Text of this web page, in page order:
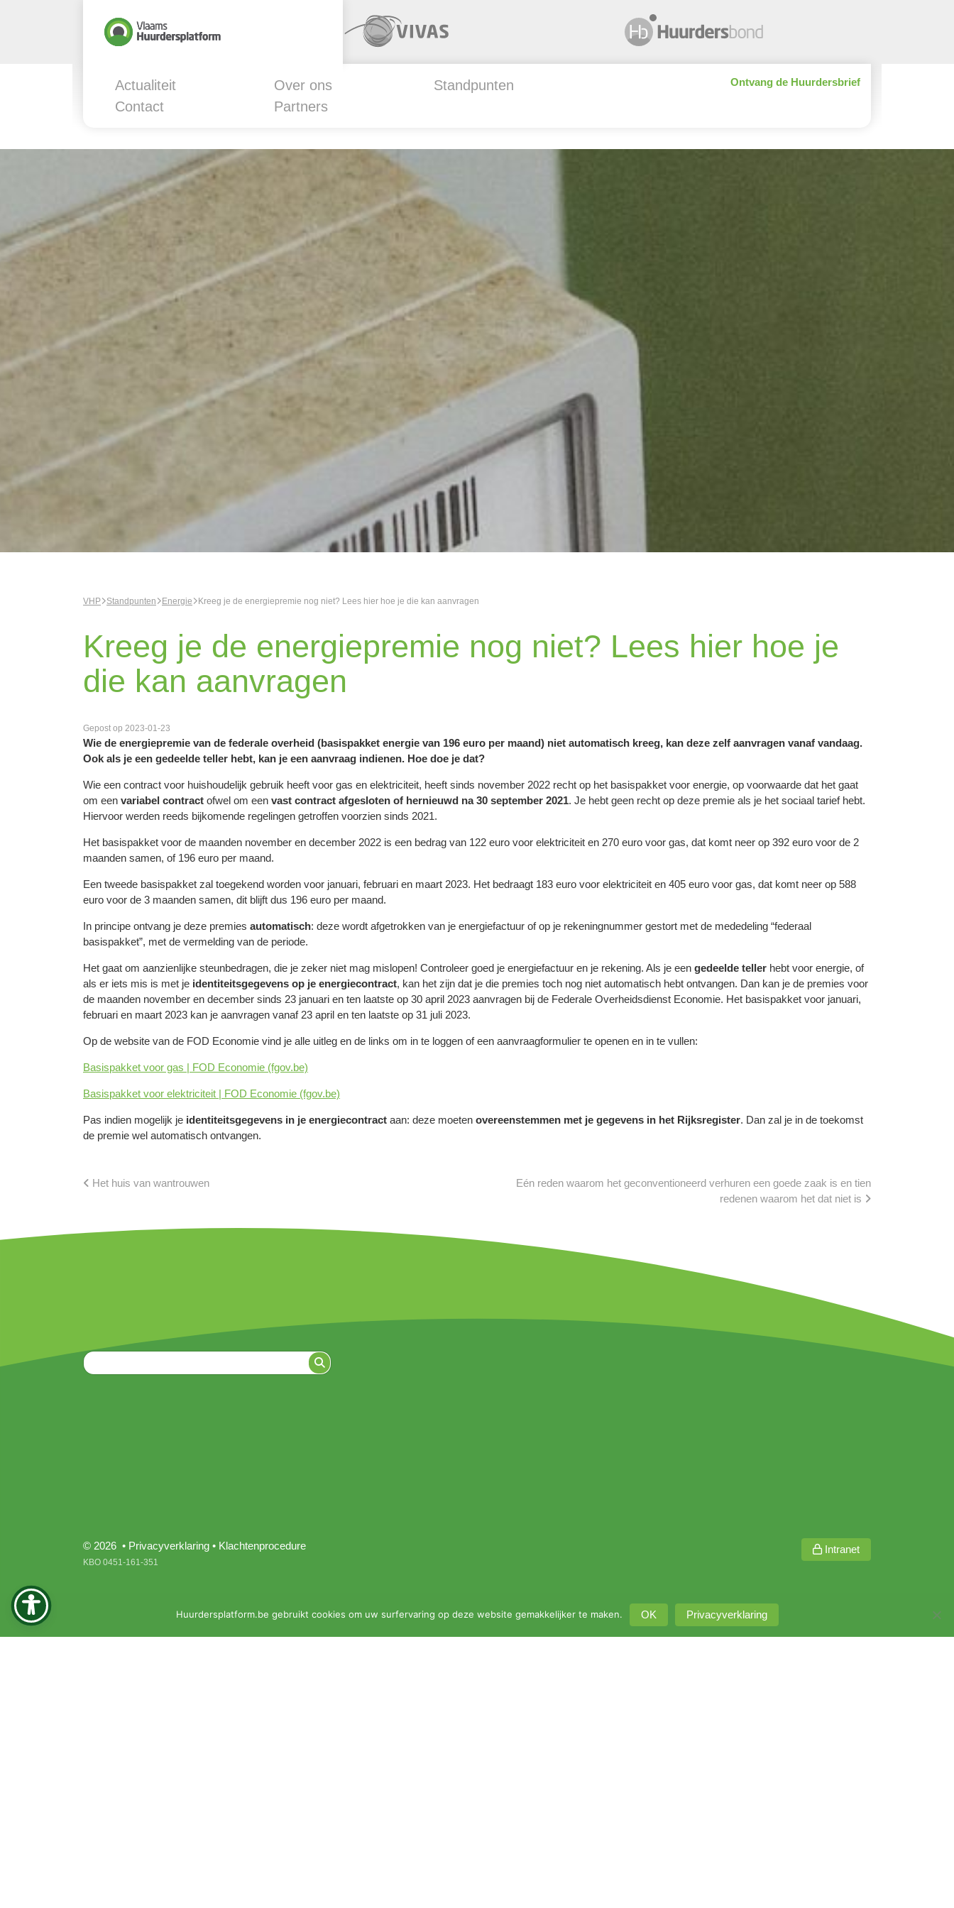
Actualiteit Over ons
Standpunten
Contact
Partners
Ontvang de Huurdersbrief
VHP Standpunten Energie Kreeg je de energiepremie nog niet? Lees hier hoe je die kan aanvragen
Kreeg je de energiepremie nog niet? Lees hier hoe je
die kan aanvragen
Gepost op 2023-01-23
Wie de energiepremie van de federale overheid (basispakket energie van 196 euro per maand) niet automatisch kreeg, kan deze zelf aanvragen vanaf vandaag.
Ook als je een gedeelde teller hebt, kan je een aanvraag indienen. Hoe doe je dat?
Wie een contract voor huishoudelijk gebruik heeft voor gas en elektriciteit, heeft sinds november 2022 recht op het basispakket voor energie, op voorwaarde dat het gaat
om een variabel contract ofwel om een vast contract afgesloten of hernieuwd na 30 september 2021. Je hebt geen recht op deze premie als je het sociaal tarief hebt.
Hiervoor werden reeds bijkomende regelingen getroffen voorzien sinds 2021.
Het basispakket voor de maanden november en december 2022 is een bedrag van 122 euro voor elektriciteit en 270 euro voor gas, dat komt neer op 392 euro voor de 2
maanden samen, of 196 euro per maand.
Een tweede basispakket zal toegekend worden voor januari, februari en maart 2023. Het bedraagt 183 euro voor elektriciteit en 405 euro voor gas, dat komt neer op 588
euro voor de 3 maanden samen, dit blijft dus 196 euro per maand.
In principe ontvang je deze premies automatisch: deze wordt afgetrokken van je energiefactuur of op je rekeningnummer gestort met de mededeling “federaal
basispakket”, met de vermelding van de periode.
Het gaat om aanzienlijke steunbedragen, die je zeker niet mag mislopen! Controleer goed je energiefactuur en je rekening. Als je een gedeelde teller hebt voor energie, of
als er iets mis is met je identiteitsgegevens op je energiecontract, kan het zijn dat je die premies toch nog niet automatisch hebt ontvangen. Dan kan je de premies voor
de maanden november en december sinds 23 januari en ten laatste op 30 april 2023 aanvragen bij de Federale Overheidsdienst Economie. Het basispakket voor januari,
februari en maart 2023 kan je aanvragen vanaf 23 april en ten laatste op 31 juli 2023.
Op de website van de FOD Economie vind je alle uitleg en de links om in te loggen of een aanvraagformulier te openen en in te vullen:
Basispakket voor gas | FOD Economie (fgov.be)
Basispakket voor elektriciteit | FOD Economie (fgov.be)
Pas indien mogelijk je identiteitsgegevens in je energiecontract aan: deze moeten overeenstemmen met je gegevens in het Rijksregister. Dan zal je in de toekomst
de premie wel automatisch ontvangen.
Het huis van wantrouwen
Eén reden waarom het geconventioneerd verhuren een goede zaak is en tien
redenen waarom het dat niet is
© 2026 • Privacyverklaring • Klachtenprocedure
KBO 0451-161-351
Intranet
Huurdersplatform.be gebruikt cookies om uw surfervaring op deze website gemakkelijker te maken. OK Privacyverklaring